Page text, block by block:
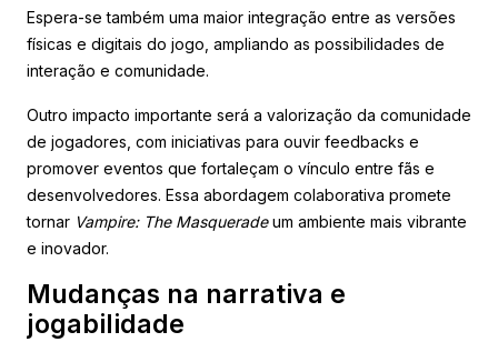
Espera-se também uma maior integração entre as versões
físicas e digitais do jogo, ampliando as possibilidades de
interação e comunidade.
Outro impacto importante será a valorização da comunidade
de jogadores, com iniciativas para ouvir feedbacks e
promover eventos que fortaleçam o vínculo entre fãs e
desenvolvedores. Essa abordagem colaborativa promete
tornar Vampire: The Masqueradeum ambiente mais vibrante
e inovador.
Mudanças na narrativa e
jogabilidade